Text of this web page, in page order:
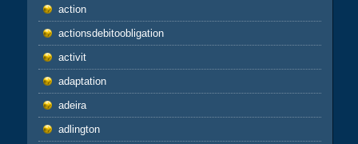
action
actionsdebitoobligation
activit
adaptation
adeira
adlington